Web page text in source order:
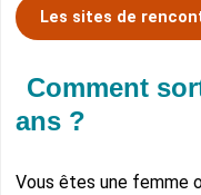
Les sites de
Comment
ans ?
Vous êtes une femme